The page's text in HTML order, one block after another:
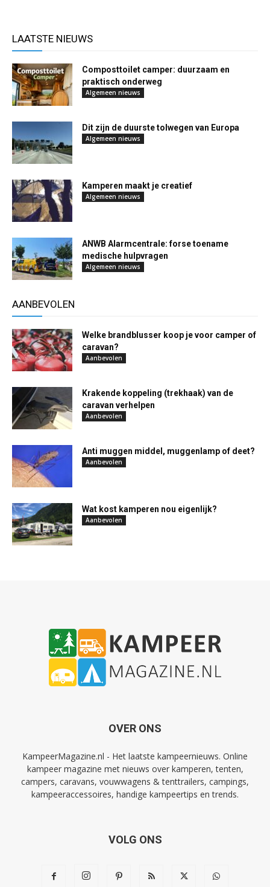
LAATSTE NIEUWS
Composttoilet camper: duurzaam en
praktisch onderweg
Algemeen nieuws
Dit zijn de duurste tolwegen van Europa
Algemeen nieuws
Kamperen maakt je creatief
Algemeen nieuws
ANWB Alarmcentrale: forse toename
medische hulpvragen
Algemeen nieuws
AANBEVOLEN
Welke brandblusser koop je voor camper of
caravan?
Aanbevolen
Krakende koppeling (trekhaak) van de
caravan verhelpen
Aanbevolen
Anti muggen middel, muggenlamp of deet?
Aanbevolen
Wat kost kamperen nou eigenlijk?
Aanbevolen
OVER ONS
KampeerMagazine.nl - Het laatste kampeernieuws. Online
kampeer magazine met nieuws over kamperen, tenten,
campers, caravans, vouwwagens & tenttrailers, campings,
kampeeraccessoires, handige kampeertips en trends.
VOLG ONS